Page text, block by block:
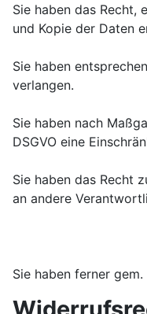
Sie haben das
und Kopie der Daten
Sie haben
verlangen.
Sie haben nach
DSGVO eine
Sie haben das Recht
an andere
Sie haben ferner